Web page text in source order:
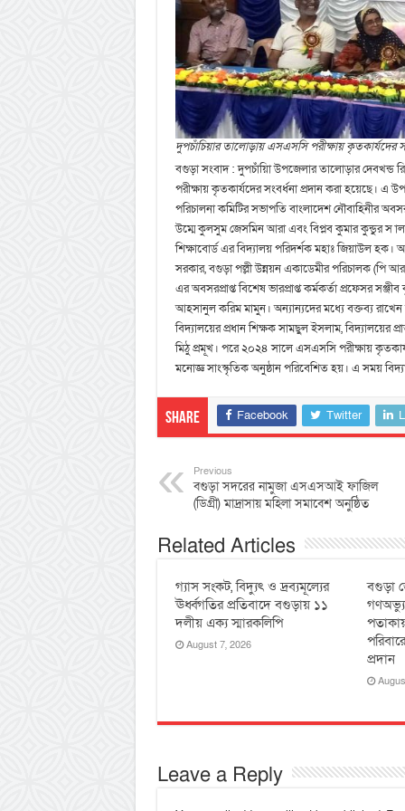
দুপচাঁচিয়ার তালোড়ায় এসএসসি পরীক্ষায় কৃতকার্যদের
বগুড়া সংবাদ : দুপচাঁয়িা উপজেলার তালোড়ার
পরীক্ষায় কৃতকার্যদের সংবর্ধনা প্রদান করা হয়েছে।
পরিচালনা কমিটির সভাপতি বাংলাদেশ নৌবাহিনীর
উম্মে কুলসুম জেসমিন আরা এবং বিপ্লব কুমার কুন্ডুর স
শিক্ষাবোর্ড এর বিদ্যালয় পরিদর্শক মহাঃ জিয়াউল
সরকার, বগুড়া পল্লী উন্নয়ন একাডেমীর পরিচালক (পি
এর অবসরপ্রাপ্ত বিশেষ ভারপ্রাপ্ত কর্মকর্তা প্রফেসর
আহসানুল করিম মামুন। অন্যান্যদের মধ্যে বক্তব্য
বিদ্যালয়ের প্রধান শিক্ষক সামছুল ইসলাম, বিদ্যালয়ের
মিঠু প্রমূখ। পরে ২০২৪ সালে এসএসসি পরীক্ষায় কৃতকার্য
মনোজ্ঞ সাংস্কৃতিক অনুষ্ঠান পরিবেশিত হয়। এ সময়
Share Facebook Twitter
Previous
বগুড়া সদরের নামুজা এসএসআই ফাজিল
(ডিগ্রী) মাদ্রাসায় মহিলা সমাবেশ অনুষ্ঠিত
Related Articles
গ্যাস সংকট, বিদ্যুৎ ও দ্রব্যমূল্যের
ঊর্ধ্বগতির প্রতিবাদে বগুড়ায় ১১
দলীয় এক্য স্মারকলিপি
August 7, 2026
বগুড়া
প্রদান
Leave a Reply